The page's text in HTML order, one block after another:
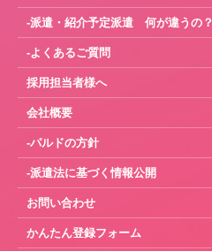
-派遣・紹介予定派遣 何が違うの？
-よくあるご質問
採用担当者様へ
会社概要
-パルドの方針
-派遣法に基づく情報公開
お問い合わせ
かんたん登録フォーム